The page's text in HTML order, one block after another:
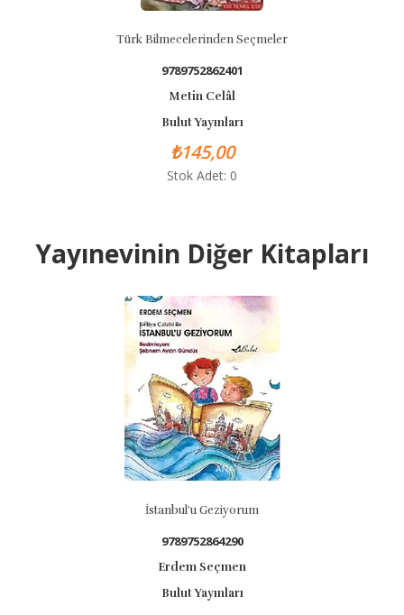
Türk Bilmecelerinden Seçmeler
9789752862401
Metin Celâl
Bulut Yayınları
₺145,00
Stok Adet: 0
Yayınevinin Diğer Kitapları
İstanbul'u Geziyorum
9789752864290
Erdem Seçmen
Bulut Yayınları